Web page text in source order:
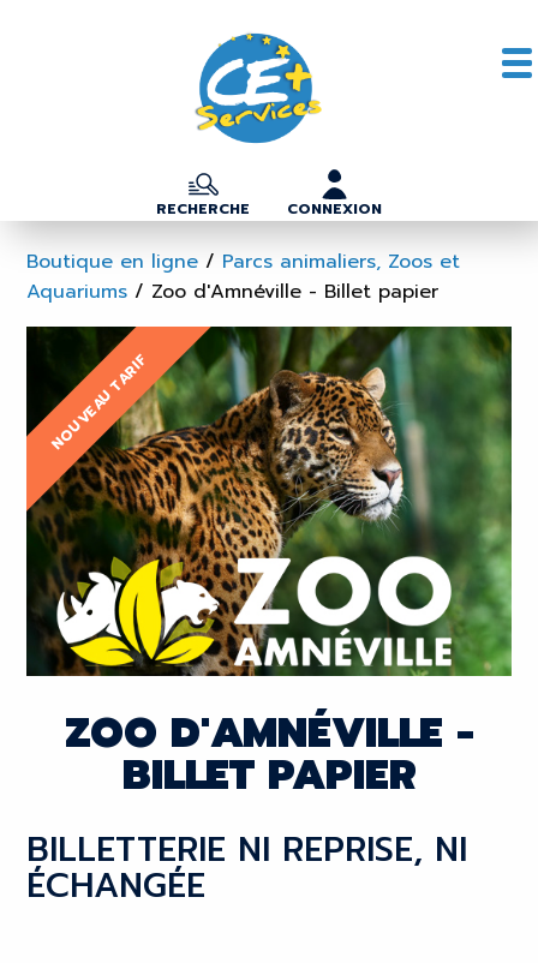
RECHERCHE CONNEXION
Boutique en ligne / Parcs animaliers, Zoos et
Aquariums / Zoo d'Amnéville - Billet papier
NOUVEAU TARIF
ZOO D'AMNÉVILLE -
BILLET PAPIER
BILLETTERIE NI REPRISE, NI
ÉCHANGÉE